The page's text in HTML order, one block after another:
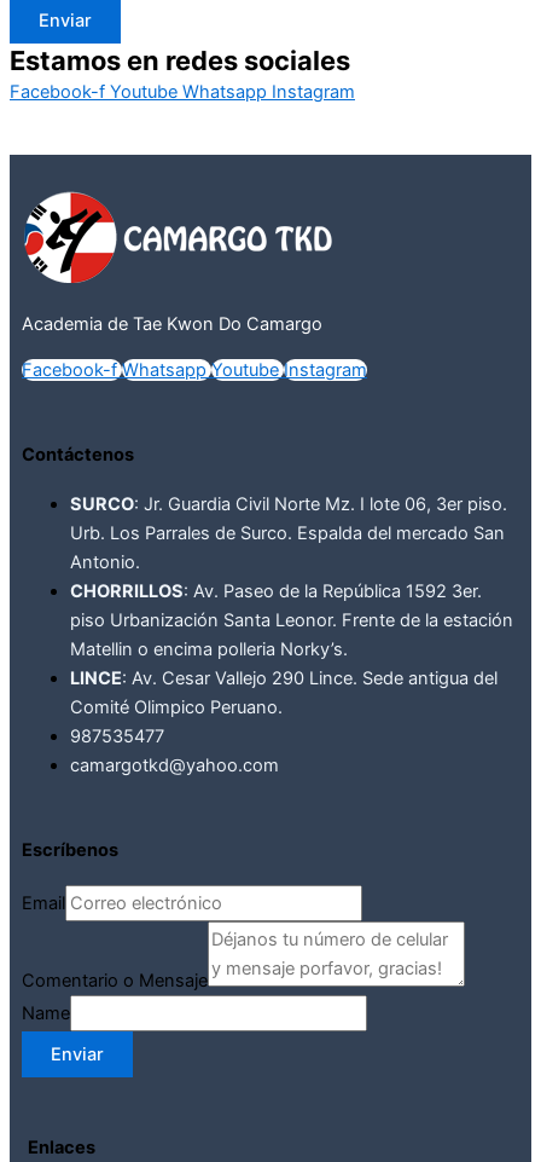
Enviar
Estamos en redes sociales
Facebook-f Youtube Whatsapp Instagram
Academia de Tae Kwon Do Camargo
Facebook-f Whatsapp Youtube Instagram
Contáctenos
SURCO: Jr. Guardia Civil Norte Mz. I lote 06, 3er piso.
Urb. Los Parrales de Surco. Espalda del mercado San
Antonio.
CHORRILLOS: Av. Paseo de la República 1592 3er.
piso Urbanización Santa Leonor. Frente de la estación
Matellin o encima polleria Norky’s.
LINCE: Av. Cesar Vallejo 290 Lince. Sede antigua del
Comité Olimpico Peruano.
987535477
camargotkd@yahoo.com
Escríbenos
Email
Comentario o Mensaje
Name
Enviar
Enlaces